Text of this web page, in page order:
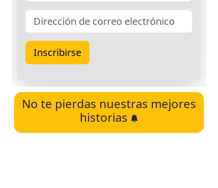
No te pierdas nuestras mejores
historias